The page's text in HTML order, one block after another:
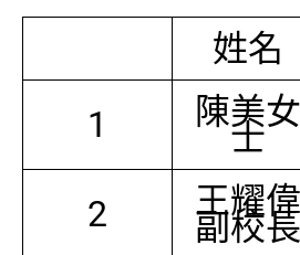
姓名
1
陳美女
士
2 王耀偉
副校長